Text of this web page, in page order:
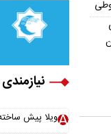
ویلا پیش